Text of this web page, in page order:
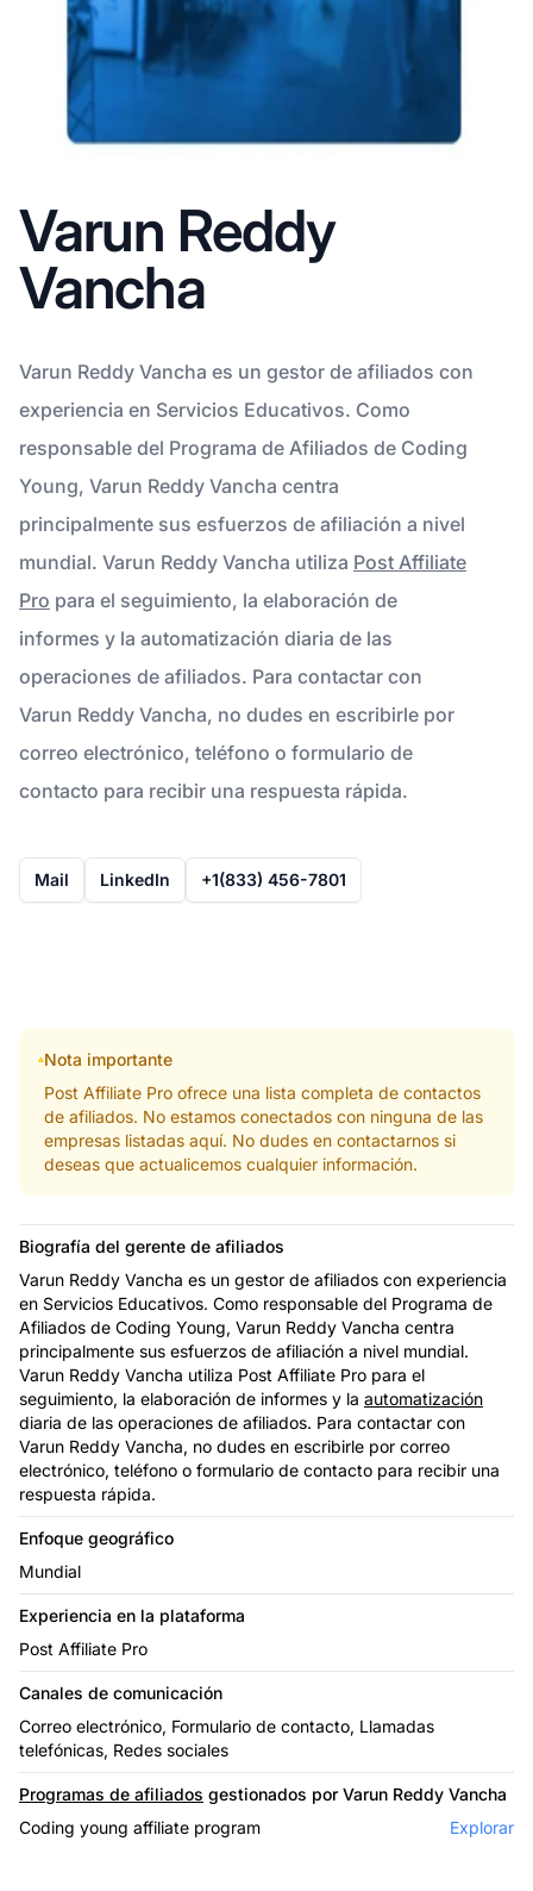
Varun Reddy
Vancha
Varun Reddy Vancha es un gestor de afiliados con
experiencia en Servicios Educativos. Como
responsable del Programa de Afiliados de Coding
Young, Varun Reddy Vancha centra
principalmente sus esfuerzos de afiliación a nivel
mundial. Varun Reddy Vancha utiliza Post Affiliate
Pro para el seguimiento, la elaboración de
informes y la automatización diaria de las
operaciones de afiliados. Para contactar con
Varun Reddy Vancha, no dudes en escribirle por
correo electrónico, teléfono o formulario de
contacto para recibir una respuesta rápida.
Mail LinkedIn +1(833) 456-7801
Nota importante
Post Affiliate Pro ofrece una lista completa de contactos
de afiliados. No estamos conectados con ninguna de las
empresas listadas aquí. No dudes en contactarnos si
deseas que actualicemos cualquier información.
Biografía del gerente de afiliados
Varun Reddy Vancha es un gestor de afiliados con experiencia
en Servicios Educativos. Como responsable del Programa de
Afiliados de Coding Young, Varun Reddy Vancha centra
principalmente sus esfuerzos de afiliación a nivel mundial.
Varun Reddy Vancha utiliza Post Affiliate Pro para el
seguimiento, la elaboración de informes y la automatización
diaria de las operaciones de afiliados. Para contactar con
Varun Reddy Vancha, no dudes en escribirle por correo
electrónico, teléfono o formulario de contacto para recibir una
respuesta rápida.
Enfoque geográfico
Mundial
Experiencia en la plataforma
Post Affiliate Pro
Canales de comunicación
Correo electrónico, Formulario de contacto, Llamadas
telefónicas, Redes sociales
Programas de afiliados gestionados por Varun Reddy Vancha
Coding young affiliate program
Explorar